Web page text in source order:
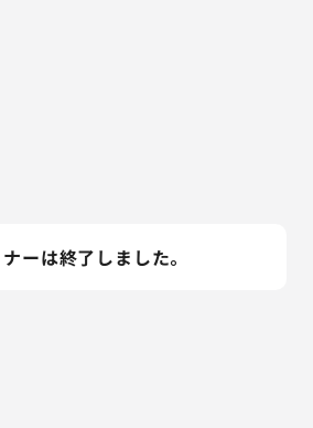
ーは終了しました。